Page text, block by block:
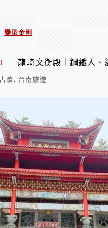
變型金剛
龍崎文衡殿｜鋼鐵人、
蹟, 台南旅遊